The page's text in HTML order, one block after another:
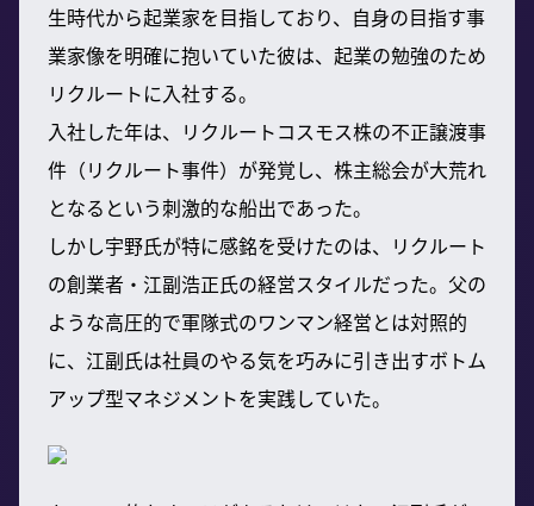
生時代から起業家を目指しており、自身の目指す事
業家像を明確に抱いていた彼は、起業の勉強のため
リクルートに入社する。
入社した年は、リクルートコスモス株の不正譲渡事
件（リクルート事件）が発覚し、株主総会が大荒れ
となるという刺激的な船出であった。
しかし宇野氏が特に感銘を受けたのは、リクルート
の創業者・江副浩正氏の経営スタイルだった。父の
ような高圧的で軍隊式のワンマン経営とは対照的
に、江副氏は社員のやる気を巧みに引き出すボトム
アップ型マネジメントを実践していた。